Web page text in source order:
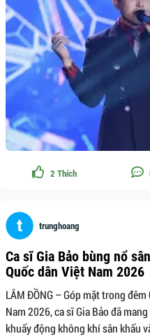
2 Thích
trunghoang
Ca sĩ Gia Bảo bùng nổ
Quốc dân Việt Nam 2026
LÂM ĐỒNG – Góp mặt trong
Nam 2026, ca sĩ Gia Bảo đã
khuấy động không khí sân khấu